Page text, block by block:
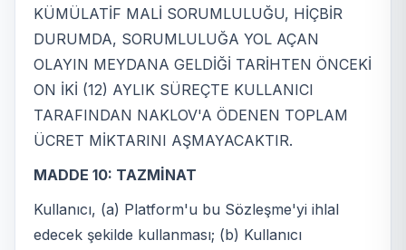
KÜMÜLATİF MALİ SORUMLULUĞU, HİÇBİR
DURUMDA, SORUMLULUĞA YOL AÇAN
OLAYIN MEYDANA GELDİĞİ TARİHTEN ÖNCEKİ
ON İKİ (12) AYLIK SÜREÇTE KULLANICI
TARAFINDAN NAKLOV'A ÖDENEN TOPLAM
ÜCRET MİKTARINI AŞMAYACAKTIR.
MADDE 10: TAZMİNAT
Kullanıcı, (a) Platform'u bu Sözleşme'yi ihlal
edecek şekilde kullanması; (b) Kullanıcı